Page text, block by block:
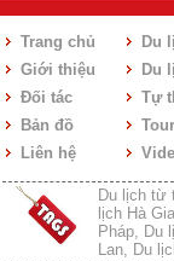
Trang chủ
Giới thiệu
Đối tác
Bản đồ
Liên hệ
Du
Du
Tự
Du lịch từ
lịch Hà
Pháp, Du
Lan, Du